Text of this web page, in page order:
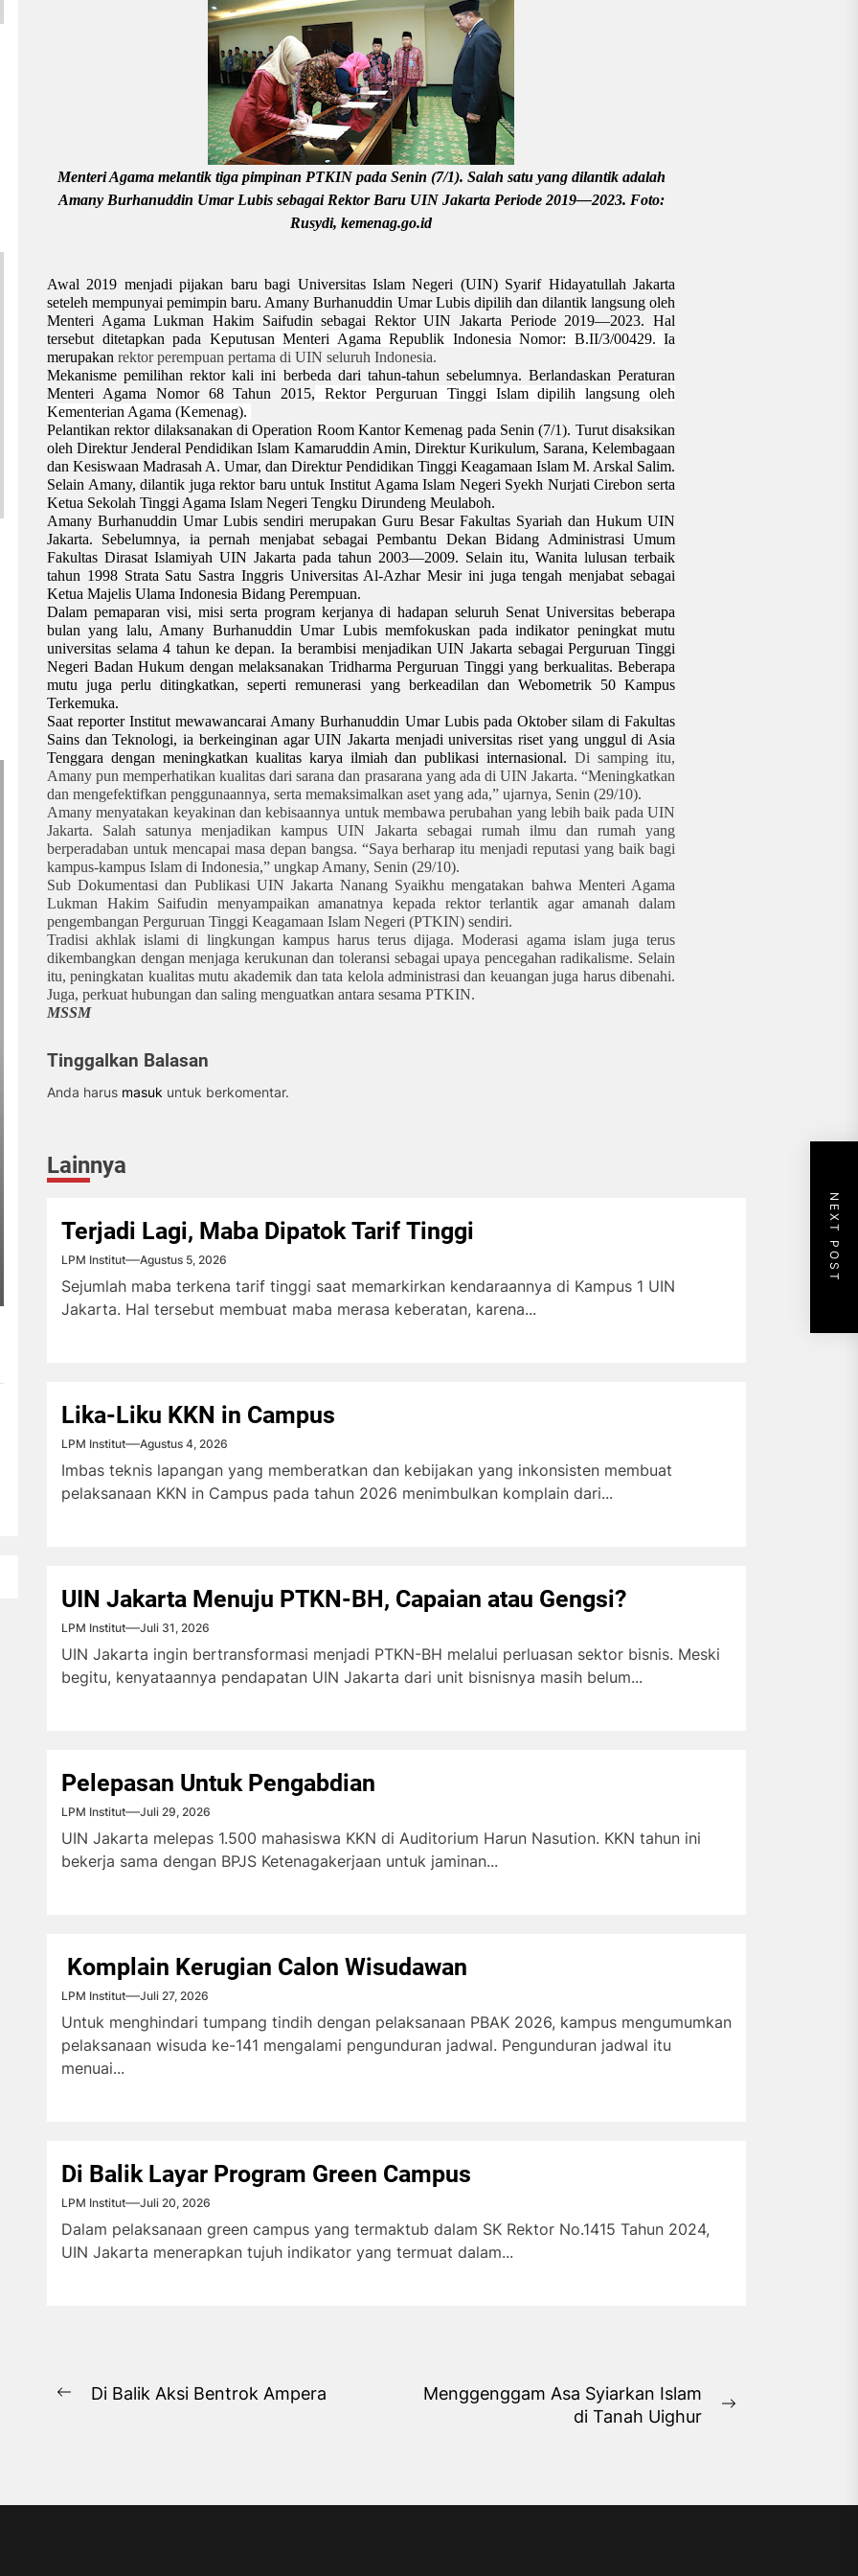
Menteri Agama melantik tiga pimpinan PTKIN pada Senin (7/1). Salah satu yang dilantik adalah
Amany Burhanuddin Umar Lubis sebagai Rektor Baru UIN Jakarta Periode 2019—2023. Foto:
Rusydi, kemenag.go.id
Awal 2019 menjadi pijakan baru bagi Universitas Islam Negeri (UIN) Syarif Hidayatullah Jakarta
seteleh mempunyai pemimpin baru. Amany Burhanuddin Umar Lubis dipilih dan dilantik langsung oleh
Menteri Agama Lukman Hakim Saifudin sebagai Rektor UIN Jakarta Periode 2019—2023. Hal
tersebut ditetapkan pada Keputusan Menteri Agama Republik Indonesia Nomor: B.II/3/00429. Ia
merupakan rektor perempuan pertama di UIN seluruh Indonesia.
Mekanisme pemilihan rektor kali ini berbeda dari tahun-tahun sebelumnya. Berlandaskan Peraturan
Menteri Agama Nomor 68 Tahun 2015, Rektor Perguruan Tinggi Islam dipilih langsung oleh
Kementerian Agama (Kemenag).
Pelantikan rektor dilaksanakan di Operation Room Kantor Kemenag pada Senin (7/1). Turut disaksikan
oleh Direktur Jenderal Pendidikan Islam Kamaruddin Amin, Direktur Kurikulum, Sarana, Kelembagaan
dan Kesiswaan Madrasah A. Umar, dan Direktur Pendidikan Tinggi Keagamaan Islam M. Arskal Salim.
Selain Amany, dilantik juga rektor baru untuk Institut Agama Islam Negeri Syekh Nurjati Cirebon serta
Ketua Sekolah Tinggi Agama Islam Negeri Tengku Dirundeng Meulaboh.
Amany Burhanuddin Umar Lubis sendiri merupakan Guru Besar Fakultas Syariah dan Hukum UIN
Jakarta. Sebelumnya, ia pernah menjabat sebagai Pembantu Dekan Bidang Administrasi Umum
Fakultas Dirasat Islamiyah UIN Jakarta pada tahun 2003—2009. Selain itu, Wanita lulusan terbaik
tahun 1998 Strata Satu Sastra Inggris Universitas Al-Azhar Mesir ini juga tengah menjabat sebagai
Ketua Majelis Ulama Indonesia Bidang Perempuan.
Dalam pemaparan visi, misi serta program kerjanya di hadapan seluruh Senat Universitas beberapa
bulan yang lalu, Amany Burhanuddin Umar Lubis memfokuskan pada indikator peningkat mutu
universitas selama 4 tahun ke depan. Ia berambisi menjadikan UIN Jakarta sebagai Perguruan Tinggi
Negeri Badan Hukum dengan melaksanakan Tridharma Perguruan Tinggi yang berkualitas. Beberapa
mutu juga perlu ditingkatkan, seperti remunerasi yang berkeadilan dan Webometrik 50 Kampus
Terkemuka.
Saat reporter Institut mewawancarai Amany Burhanuddin Umar Lubis pada Oktober silam di Fakultas
Sains dan Teknologi, ia berkeinginan agar UIN Jakarta menjadi universitas riset yang unggul di Asia
Tenggara dengan meningkatkan kualitas karya ilmiah dan publikasi internasional.Di samping itu,
Amany pun memperhatikan kualitas dari sarana dan prasarana yang ada di UIN Jakarta. “Meningkatkan
dan mengefektifkan penggunaannya, serta memaksimalkan aset yang ada,” ujarnya, Senin (29/10).
Amany menyatakan keyakinan dan kebisaannya untuk membawa perubahan yang lebih baik pada UIN
Jakarta. Salah satunya menjadikan kampus UIN Jakarta sebagai rumah ilmu dan rumah yang
berperadaban untuk mencapai masa depan bangsa. “Saya berharap itu menjadi reputasi yang baik bagi
kampus-kampus Islam di Indonesia,” ungkap Amany, Senin (29/10).
Sub Dokumentasi dan Publikasi UIN Jakarta Nanang Syaikhu mengatakan bahwa Menteri Agama
Lukman Hakim Saifudin menyampaikan amanatnya kepada rektor terlantik agar amanah dalam
pengembangan Perguruan Tinggi Keagamaan Islam Negeri (PTKIN) sendiri.
Tradisi akhlak islami di lingkungan kampus harus terus dijaga. Moderasi agama islam juga terus
dikembangkan dengan menjaga kerukunan dan toleransi sebagai upaya pencegahan radikalisme. Selain
itu, peningkatan kualitas mutu akademik dan tata kelola administrasi dan keuangan juga harus dibenahi.
Juga, perkuat hubungan dan saling menguatkan antara sesama PTKIN.
MSSM
Tinggalkan Balasan
Anda harus masuk untuk berkomentar.
NEXT POST
Lainnya
Terjadi Lagi, Maba Dipatok Tarif Tinggi
LPM Institut Agustus 5, 2026
Sejumlah maba terkena tarif tinggi saat memarkirkan kendaraannya di Kampus 1 UIN
Jakarta. Hal tersebut membuat maba merasa keberatan, karena...
Lika-Liku KKN in Campus
LPM Institut Agustus 4, 2026
Imbas teknis lapangan yang memberatkan dan kebijakan yang inkonsisten membuat
pelaksanaan KKN in Campus pada tahun 2026 menimbulkan komplain dari...
UIN Jakarta Menuju PTKN-BH, Capaian atau Gengsi?
LPM Institut Juli 31, 2026
UIN Jakarta ingin bertransformasi menjadi PTKN-BH melalui perluasan sektor bisnis. Meski
begitu, kenyataannya pendapatan UIN Jakarta dari unit bisnisnya masih belum...
Pelepasan Untuk Pengabdian
LPM Institut Juli 29, 2026
UIN Jakarta melepas 1.500 mahasiswa KKN di Auditorium Harun Nasution. KKN tahun ini
bekerja sama dengan BPJS Ketenagakerjaan untuk jaminan...
Komplain Kerugian Calon Wisudawan
LPM Institut Juli 27, 2026
Untuk menghindari tumpang tindih dengan pelaksanaan PBAK 2026, kampus mengumumkan
pelaksanaan wisuda ke-141 mengalami pengunduran jadwal. Pengunduran jadwal itu
menuai...
Di Balik Layar Program Green Campus
LPM Institut Juli 20, 2026
Dalam pelaksanaan green campus yang termaktub dalam SK Rektor No.1415 Tahun 2024,
UIN Jakarta menerapkan tujuh indikator yang termuat dalam...
Navigasi
PreviousDi Balik Aksi Bentrok Ampera
Menggenggam Asa Syiarkan Islam
di Tanah Uighur